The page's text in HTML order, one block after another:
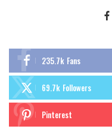
235.7k Fans
69.7k Followers
Pinterest